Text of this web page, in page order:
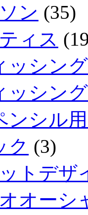
ン (35)
ィス
ッシン
ッシン
ンシル
ク (3)
トデザ
オーシ